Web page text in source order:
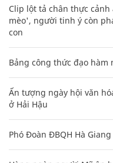
Clip lột tả chân thực
mèo', người tinh ý còn
con
Bảng công thức đạo
Ấn tượng ngày hội văn
ở Hải Hậu
Phó Đoàn ĐBQH Hà